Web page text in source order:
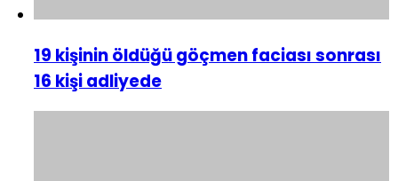
19 kişinin öldüğü göçmen faciası sonrası
16 kişi adliyede